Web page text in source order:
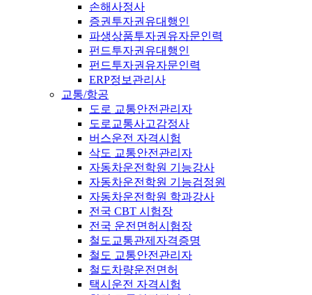
손해사정사
증권투자권유대행인
파생상품투자권유자문인력
펀드투자권유대행인
펀드투자권유자문인력
ERP정보관리사
교통/항공
도로 교통안전관리자
도로교통사고감정사
버스운전 자격시험
삭도 교통안전관리자
자동차운전학원 기능강사
자동차운전학원 기능검정원
자동차운전학원 학과강사
전국 CBT 시험장
전국 운전면허시험장
철도교통관제자격증명
철도 교통안전관리자
철도차량운전면허
택시운전 자격시험